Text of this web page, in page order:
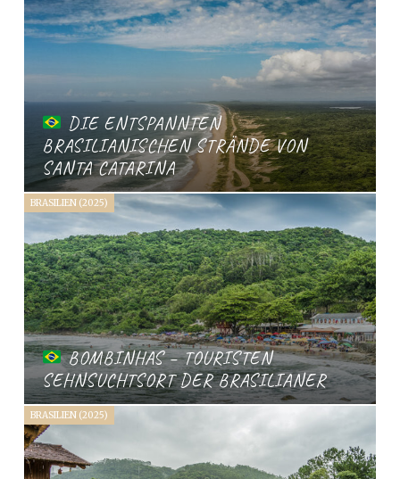
DIE ENTSPANNTEN
BRASILIANISCHEN STRÄNDE VON
SANTA CATARINA
BRASILIEN (2025)
BOMBINHAS – TOURISTEN
SEHNSUCHTSORT DER BRASILIANER
BRASILIEN (2025)